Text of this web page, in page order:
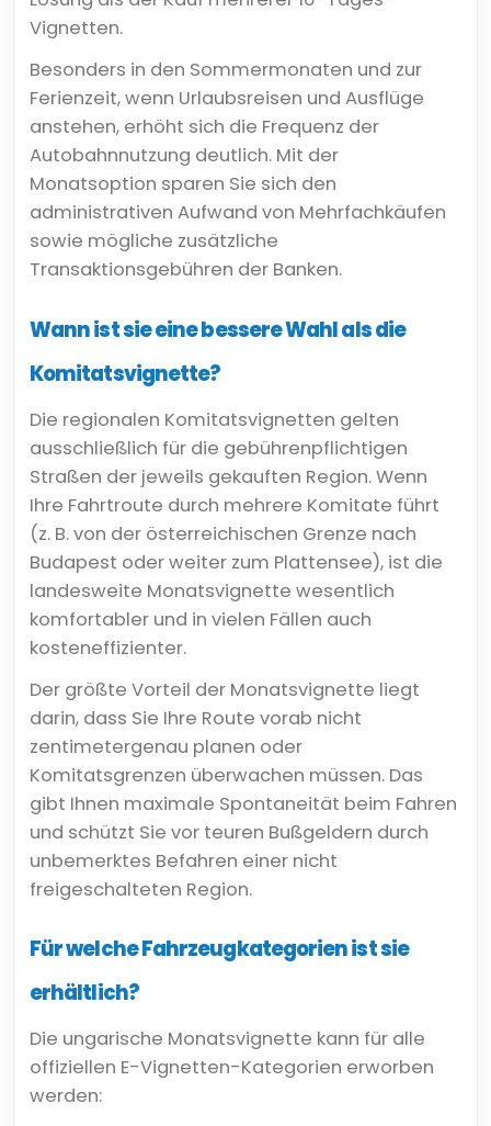
Vignetten.
Besonders in den Sommermonaten und zur
Ferienzeit, wenn Urlaubsreisen und Ausflüge
anstehen, erhöht sich die Frequenz der
Autobahnnutzung deutlich. Mit der
Monatsoption sparen Sie sich den
administrativen Aufwand von Mehrfachkäufen
sowie mögliche zusätzliche
Transaktionsgebühren der Banken.
Wann ist sie eine bessere Wahl als die
Komitatsvignette?
Die regionalen Komitatsvignetten gelten
ausschließlich für die gebührenpflichtigen
Straßen der jeweils gekauften Region. Wenn
Ihre Fahrtroute durch mehrere Komitate führt
(z. B. von der österreichischen Grenze nach
Budapest oder weiter zum Plattensee), ist die
landesweite Monatsvignette wesentlich
komfortabler und in vielen Fällen auch
kosteneffizienter.
Der größte Vorteil der Monatsvignette liegt
darin, dass Sie Ihre Route vorab nicht
zentimetergenau planen oder
Komitatsgrenzen überwachen müssen. Das
gibt Ihnen maximale Spontaneität beim Fahren
und schützt Sie vor teuren Bußgeldern durch
unbemerktes Befahren einer nicht
freigeschalteten Region.
Für welche Fahrzeugkategorien ist sie
erhältlich?
Die ungarische Monatsvignette kann für alle
offiziellen E-Vignetten-Kategorien erworben
werden: